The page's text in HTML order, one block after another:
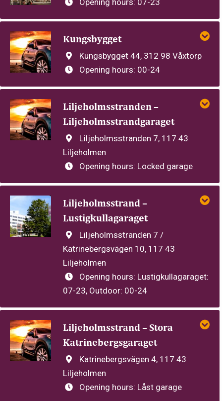
Kungsbygget
Kungsbygget 44, 312 98 Våxtorp
Opening hours: 00-24
Liljeholmsstranden –
Liljeholmsstrandgaraget
Liljeholmsstranden 7, 117 43
Liljeholmen
Opening hours: Locked garage
Liljeholmsstrand –
Lustigkullagaraget
Liljeholmsstranden 7 /
Katrinebergsvägen 10, 117 43
Liljeholmen
Opening hours: Lustigkullagaraget:
07-23, Outdoor: 00-24
Liljeholmsstrand – Stora
Katrinebergsgaraget
Katrinebergsvägen 4, 117 43
Liljeholmen
Opening hours: Låst garage